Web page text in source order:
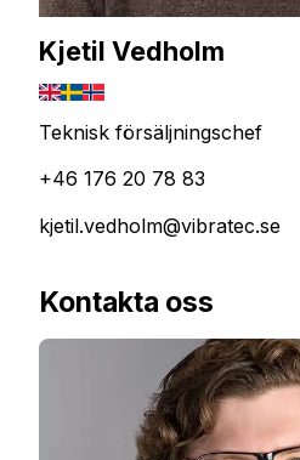
Kjetil Vedholm
Teknisk försäljningschef
+46 176 20 78 83
kjetil.vedholm@vibratec.se
Kontakta oss